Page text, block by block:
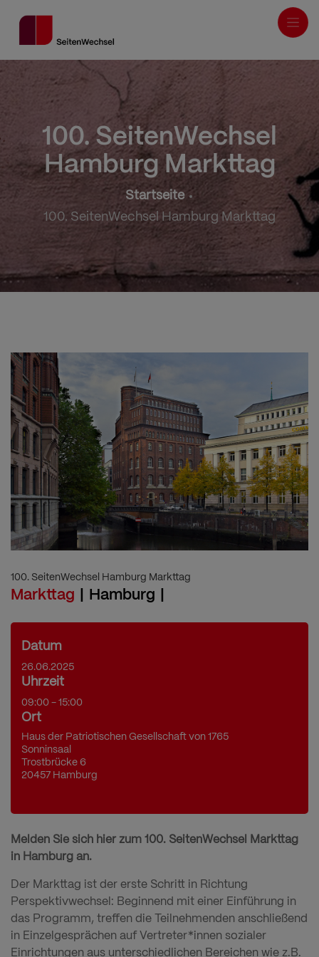
100. SeitenWechsel
Hamburg Markttag
Pfadnavigation
Startseite
100. SeitenWechsel Hamburg Markttag
100. SeitenWechsel Hamburg Markttag
Markttag Hamburg
Datum
26.06.2025
Uhrzeit
09:00 - 15:00
Ort
Haus der Patriotischen Gesellschaft von 1765
Sonninsaal
Trostbrücke 6
20457 Hamburg
Melden Sie sich hier zum 100. SeitenWechsel Markttag
in Hamburg an.
Der Markttag ist der erste Schritt in Richtung
Perspektivwechsel: Beginnend mit einer Einführung in
das Programm, treffen die Teilnehmenden anschließend
in Einzelgesprächen auf Vertreter*innen sozialer
Einrichtungen aus unterschiedlichen Bereichen wie z.B.